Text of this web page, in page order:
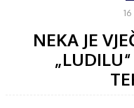
NEKA JE